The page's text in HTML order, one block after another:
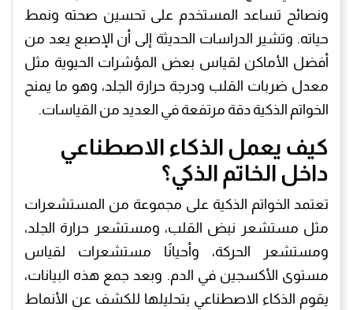
ونصائح تساعد المستخدم على تحسين صحته ونمط
حياته. وتشير الدراسات الحديثة إلى أن الإصبع يعد من
أفضل الأماكن لقياس بعض المؤشرات الحيوية مثل
معدل ضربات القلب ودرجة حرارة الجلد، وهو ما يمنح
الخواتم الذكية دقة مرتفعة في العديد من القياسات.
كيف يعمل الذكاء الاصطناعي
داخل الخاتم الذكي؟
تعتمد الخواتم الذكية على مجموعة من المستشعرات
مثل مستشعر نبض القلب، ومستشعر حرارة الجلد،
ومستشعر الحركة، وأحيانًا مستشعرات لقياس
مستوى الأكسجين في الدم. وبعد جمع هذه البيانات،
يقوم الذكاء الاصطناعي بتحليلها للكشف عن الأنماط